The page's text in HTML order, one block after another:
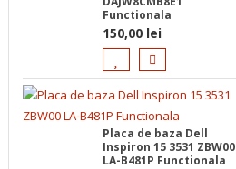
Functionala
150,00 lei
Placa de baza Dell
Inspiron 15 3531 ZBW00
LA-B481P Functionala